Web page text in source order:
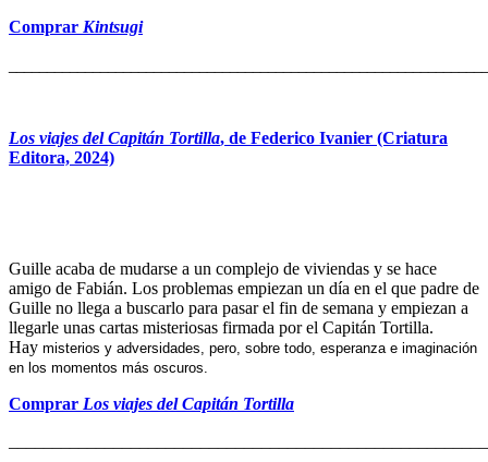
Comprar Kintsugi
Los viajes del Capitán Tortilla, de Federico Ivanier (Criatura
Editora, 2024)
Guille acaba de mudarse a un complejo de viviendas y se hace
amigo de Fabián. Los problemas empiezan un día en el que padre de
Guille no llega a buscarlo para pasar el fin de semana y empiezan a
llegarle unas cartas misteriosas firmada por el Capitán Tortilla.
Hay misterios y adversidades, pero, sobre todo, esperanza e imaginación
en los momentos más oscuros.
Comprar Los viajes del Capitán Tortilla